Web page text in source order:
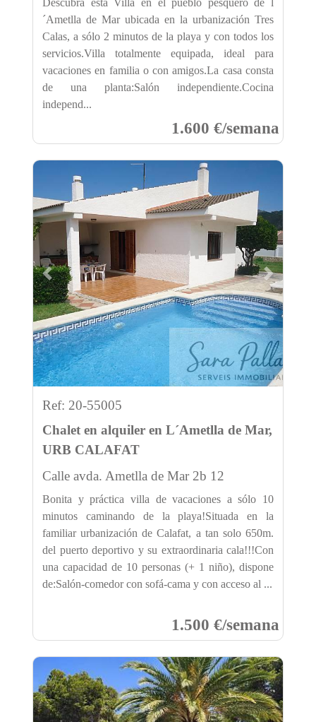
Descubra esta Villa en el pueblo pesquero de l
´Ametlla de Mar ubicada en la urbanización Tres
Calas, a sólo 2 minutos de la playa y con todos los
servicios.Villa totalmente equipada, ideal para
vacaciones en familia o con amigos.La casa consta
de una planta:Salón independiente.Cocina
independ...
1.600 €/semana
Previous Next
Ref: 20-55005
Chalet en alquiler en L´Ametlla de Mar,
URB CALAFAT
Calle avda. Ametlla de Mar 2b 12
Bonita y práctica villa de vacaciones a sólo 10
minutos caminando de la playa!Situada en la
familiar urbanización de Calafat, a tan solo 650m.
del puerto deportivo y su extraordinaria cala!!!Con
una capacidad de 10 personas (+ 1 niño), dispone
de:Salón-comedor con sofá-cama y con acceso al ...
1.500 €/semana